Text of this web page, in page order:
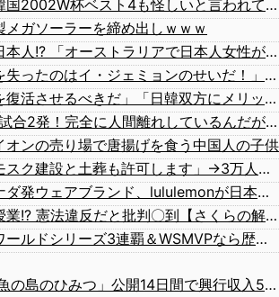
韓国人「今海外で韓国2002W杯ベスト4も怪しいと言われてるよ！性接待がバレちゃったからね」
メガソーラーを締め出しｗｗｗ
入国拒否の半数が日本人!? 「オーストラリアで日本人女性が売春」
韓国人「株でお金を失ったのはイ・ジェミョンのせいだ！」として支持率が右肩下がりに……まあ、本当にその側面があるので救えないんですが
前園「日韓定期戦を復活させるべきだ」「日韓双方にメリットがある」……日本へのメリットがなにもないんですが、それは
海外「大谷翔平が1試合2発！完全に人間離れしているんだが…」
オンの売り場で唐揚げを食う中国人の子供
【炎上】藤沢市「モスク建設と土葬も許可します」→3万人の反対署名も却下
【知ってた？】カナダ発ウェアブランド、lululemonが日本でオープン→店名は日本差別からできた？
イスラム指導者が授業!? 憲法違反だと批判〇到【さくらの解説】
海外「大谷翔平がワールドシリーズ3連覇＆WSMVPなら歴代何位？海外ファンの答えがこちら」
映画「ちいかわ 人魚の島のひみつ」公開14日間で興行収入50億円突破 最終興収102.8億円の「シン・エヴァ」に並ぶペース